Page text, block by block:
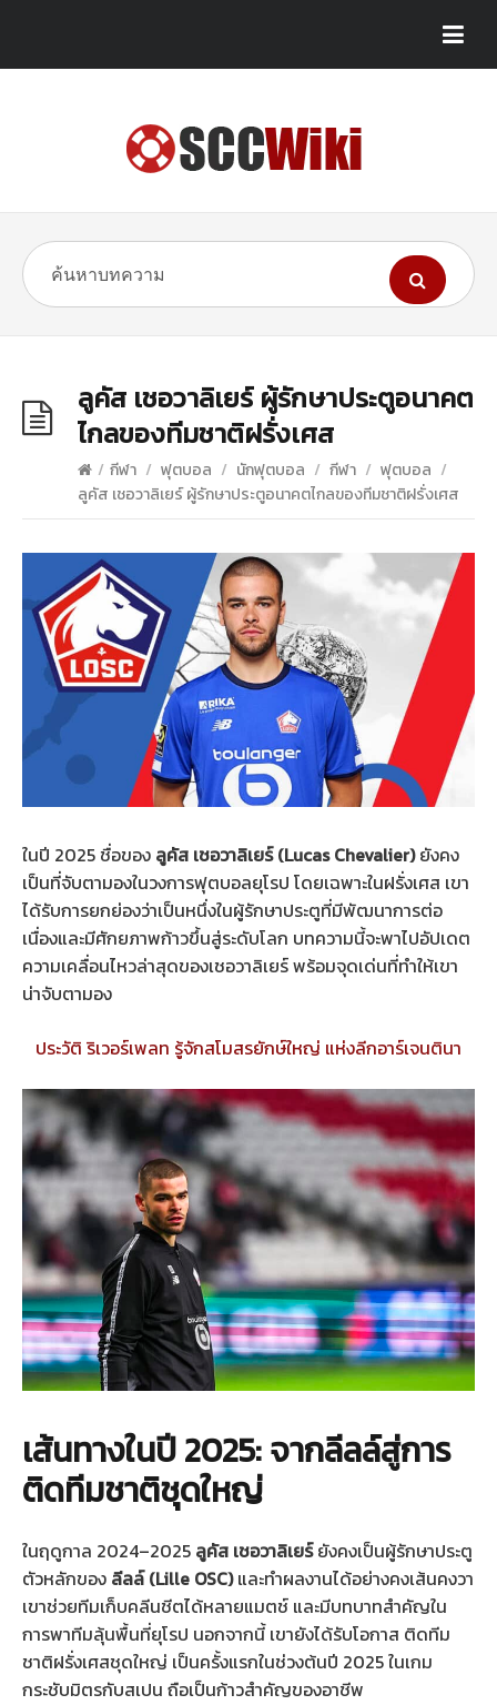
ลูคัส เชอวาลิเยร์ ผู้รักษาประตูอนาคต
ไกลของทีมชาติฝรั่งเศส
/ กีฬา / ฟุตบอล / นักฟุตบอล / กีฬา / ฟุตบอล /
ลูคัส เชอวาลิเยร์ ผู้รักษาประตูอนาคตไกลของทีมชาติฝรั่งเศส
ในปี 2025 ชื่อของ ลูคัส เชอวาลิเยร์ (Lucas Chevalier)ยังคง
เป็นที่จับตามองในวงการฟุตบอลยุโรป โดยเฉพาะในฝรั่งเศส เขา
ได้รับการยกย่องว่าเป็นหนึ่งในผู้รักษาประตูที่มีพัฒนาการต่อ
เนื่องและมีศักยภาพก้าวขึ้นสู่ระดับโลก บทความนี้จะพาไปอัปเดต
ความเคลื่อนไหวล่าสุดของเชอวาลิเยร์ พร้อมจุดเด่นที่ทำให้เขา
น่าจับตามอง
ประวัติ ริเวอร์เพลท รู้จักสโมสรยักษ์ใหญ่ แห่งลีกอาร์เจนตินา
เส้นทางในปี 2025: จากลีลล์สู่การ
ติดทีมชาติชุดใหญ่
ในฤดูกาล 2024–2025 ลูคัส เชอวาลิเยร์ยังคงเป็นผู้รักษาประตู
ตัวหลักของ ลีลล์ (Lille OSC)และทำผลงานได้อย่างคงเส้นคงวา
เขาช่วยทีมเก็บคลีนชีตได้หลายแมตช์ และมีบทบาทสำคัญใน
การพาทีมลุ้นพื้นที่ยุโรป นอกจากนี้ เขายังได้รับโอกาส ติดทีม
ชาติฝรั่งเศสชุดใหญ่ เป็นครั้งแรกในช่วงต้นปี 2025 ในเกม
กระชับมิตรกับสเปน ถือเป็นก้าวสำคัญของอาชีพ